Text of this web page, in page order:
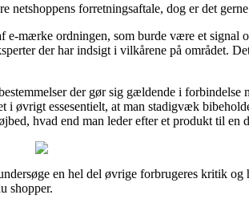
netshoppens forretningsaftale, dog er det
e-mærke ordningen, som burde være et signal
der har indsigt i vilkårene på området.
der gør sig gældende i
øvrigt essesentielt, at man stadigvæk
hvad end man leder efter et produkt til en
en hel del øvrige forbrugeres kritik og
shopper.